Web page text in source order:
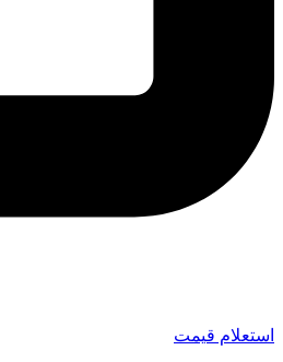
استعلام قیمت